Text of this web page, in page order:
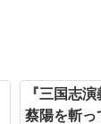
『三国志
蔡陽を斬っ